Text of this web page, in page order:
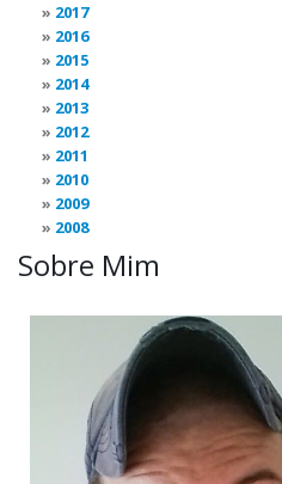
2017
2016
2015
2014
2013
2012
2011
2010
2009
2008
Sobre Mim